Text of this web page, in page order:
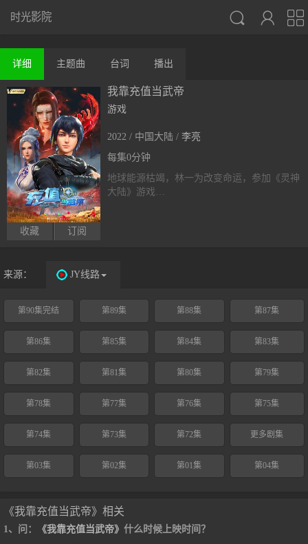



时光影院
详细 主题曲 台词 播出
收藏 订阅
我靠充值当武帝
游戏
2022 / 中国大陆 / 李亮
每集0分钟
地球能源枯竭，林一为改变命运，参加《灵神
大陆》游戏…
来源： JY线路
第90集完结 第89集 第88集 第87集
第86集 第85集 第84集 第83集
第82集 第81集 第80集 第79集
第78集 第77集 第76集 第75集
第74集 第73集 第72集 更多剧集
第04集
第03集 第02集 第01集
《我靠充值当武帝》相关
1、问： 《我靠充值当武帝》 什么时候上映时间？